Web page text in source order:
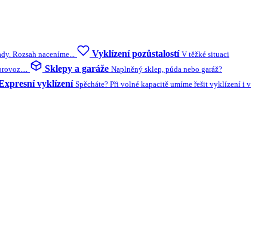
Rozsah naceníme... Vyklízení pozůstalostí V těžké situaci
Sklepy a garáže Naplněný sklep, půda nebo garáž?
vyklízení Spěcháte? Při volné kapacitě umíme řešit vyklízení i v